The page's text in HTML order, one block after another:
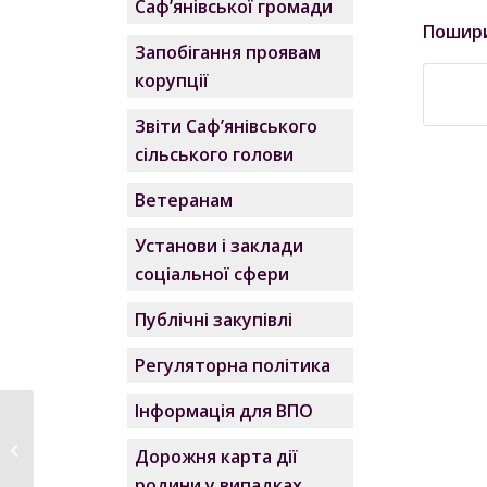
Саф’янівської громади
Запобігання проявам
корупції
Звіти Саф’янівського
сільського голови
Ветеранам
Установи і заклади
соціальної сфери
Публічні закупівлі
Регуляторна політика
Інформація для ВПО
Дорожня карта дії
Саф‘янівського
сільського голови...